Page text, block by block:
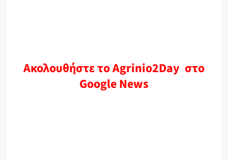
Ακολουθήστε το Agrinio2Day στο
Google News